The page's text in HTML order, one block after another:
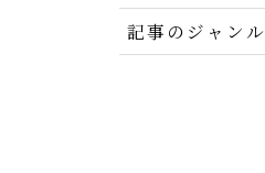
記事のジャンル